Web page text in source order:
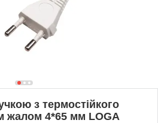
з термостійкого
жалом 4*65 мм LOGA